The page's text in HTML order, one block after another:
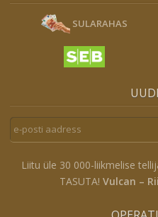
SULARAHAS
Liitu üle 30 000-liikmelise
TASUTA! Vulcan –